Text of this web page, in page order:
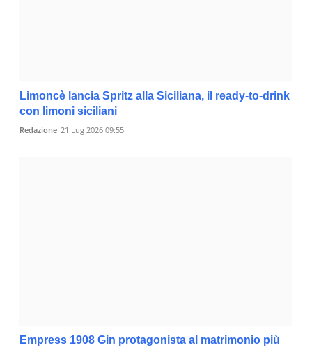
Limoncè lancia Spritz alla Siciliana, il ready-to-drink
con limoni siciliani
Redazione 21 Lug 2026 09:55
Empress 1908 Gin protagonista al matrimonio più